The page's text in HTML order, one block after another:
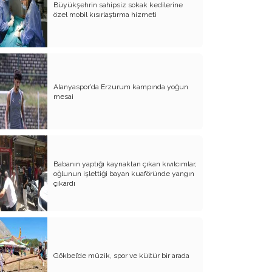
Atalay olayı; yargıyı yönetenlerin
darbesidir!..
CHP’de ne değişti?
Eğitim Sisteminde Sorunlar ve Çözüm
Önerileri
Cumhuriyet’in 100. Yılı ve AB İlişkileri
Şehitler üzerinden siyaset!..
Belediye Başkanı'na Neden Oy
Vermeliyim?
AKP'nin Mülteci Politikası ve
şehitlerimiz!..
Geleceğimize biz karar verelim!..
Kamacı’nın resti!.. İYİ Parti’nin kararı
Emine öğretmenim; Atatürk sizlere
güvendi!..
Büyükşehrin sahipsiz sokak kedilerine
özel mobil kısırlaştırma hizmeti
Alanyaspor’da Erzurum kampında yoğun
mesai
Babanın yaptığı kaynaktan çıkan kıvılcımlar,
oğlunun işlettiği bayan kuaföründe yangın
çıkardı
Gökbel’de müzik, spor ve kültür bir arada